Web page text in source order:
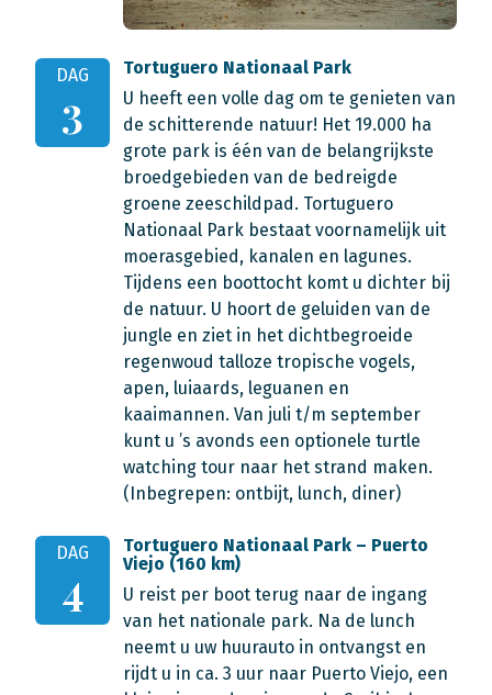
DAG
3
Tortuguero Nationaal Park
U heeft een volle dag om te genieten van
de schitterende natuur! Het 19.000 ha
grote park is één van de belangrijkste
broedgebieden van de bedreigde
groene zeeschildpad. Tortuguero
Nationaal Park bestaat voornamelijk uit
moerasgebied, kanalen en lagunes.
Tijdens een boottocht komt u dichter bij
de natuur. U hoort de geluiden van de
jungle en ziet in het dichtbegroeide
regenwoud talloze tropische vogels,
apen, luiaards, leguanen en
kaaimannen. Van juli t/m september
kunt u ’s avonds een optionele turtle
watching tour naar het strand maken.
(Inbegrepen: ontbijt, lunch, diner)
DAG
4
Tortuguero Nationaal Park – Puerto
Viejo (160 km)
U reist per boot terug naar de ingang
van het nationale park. Na de lunch
neemt u uw huurauto in ontvangst en
rijdt u in ca. 3 uur naar Puerto Viejo, een